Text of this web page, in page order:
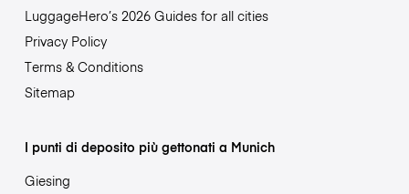
LuggageHero’s 2026 Guides for all cities
Privacy Policy
Terms & Conditions
Sitemap
I punti di deposito più gettonati a Munich
Giesing